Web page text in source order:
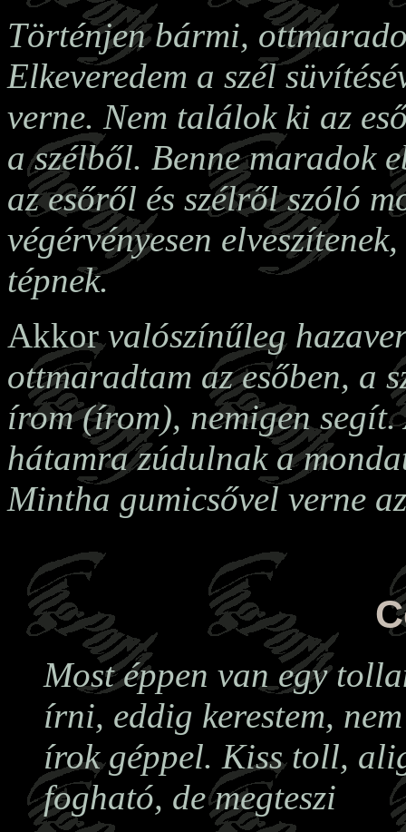
Történjen bármi,
Elkeveredem a szél
verne. Nem találok ki az
a szélből. Benne maradok
az esőről és szélről szóló
végérvényesen
tépnek.
Akkorvalószínűleg
ottmaradtam az esőben, a
írom (írom), nemigen segít.
hátamra zúdulnak a
Mintha gumicsővel verne
Most éppen van egy
írni, eddig kerestem, nem
írok géppel. Kiss toll,
fogható, de megteszi